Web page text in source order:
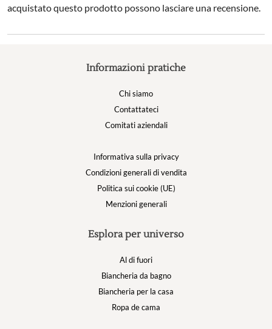
acquistato questo prodotto possono lasciare una recensione.
Informazioni pratiche
Chi siamo
Contattateci
Comitati aziendali
Informativa sulla privacy
Condizioni generali di vendita
Politica sui cookie (UE)
Menzioni generali
Esplora per universo
Al di fuori
Biancheria da bagno
Biancheria per la casa
Ropa de cama